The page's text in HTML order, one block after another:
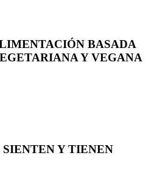
BASADA
Y VEGANA
Y TIENEN